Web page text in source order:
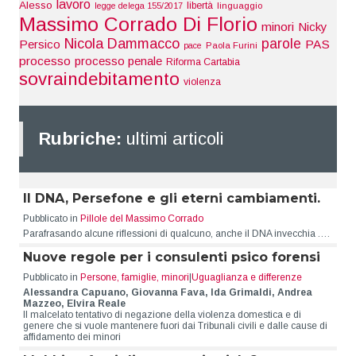
Alesso lavoro legge delega 155/2017 libertà linguaggio
Massimo Corrado Di Florio minori Nicky
Persico Nicola Dammacco pace Paola Furini parole PAS
processo processo penale Riforma Cartabia
sovraindebitamento violenza
Rubriche: ultimi articoli
Il DNA, Persefone e gli eterni cambiamenti.
Pubblicato in Pillole del Massimo Corrado
Parafrasando alcune riflessioni di qualcuno, anche il DNA invecchia .…
Nuove regole per i consulenti psico forensi
Pubblicato in Persone, famiglie, minori|Uguaglianza e differenze
Alessandra Capuano, Giovanna Fava, Ida Grimaldi, Andrea
Mazzeo, Elvira Reale
Il malcelato tentativo di negazione della violenza domestica e di
genere che si vuole mantenere fuori dai Tribunali civili e dalle cause di
affidamento dei minori